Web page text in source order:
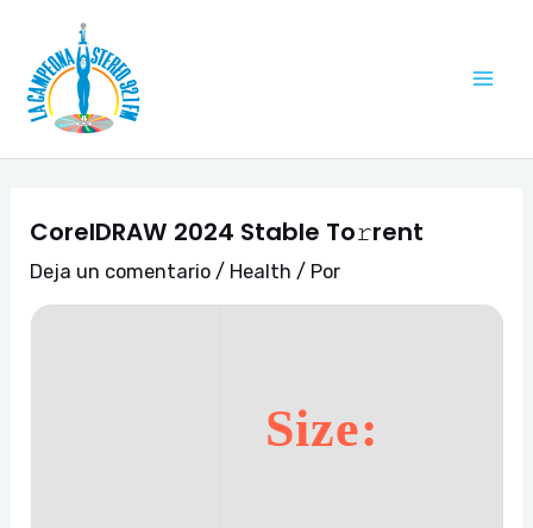
contenido
CorelDRAW 2024 Stable To𝚛rent
Deja un comentario / Health / Por
Size:
de
entradas